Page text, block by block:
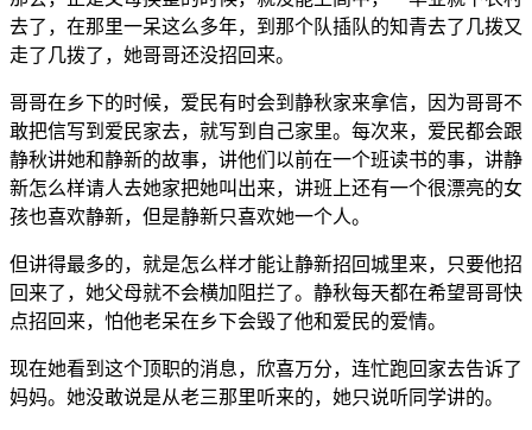
去了，在那里一呆这么多年，到那个队插队的知青去了几拨又
走了几拨了，她哥哥还没招回来。
哥哥在乡下的时候，爱民有时会到静秋家来拿信，因为哥哥不
敢把信写到爱民家去，就写到自己家里。每次来，爱民都会跟
静秋讲她和静新的故事，讲他们以前在一个班读书的事，讲静
新怎么样请人去她家把她叫出来，讲班上还有一个很漂亮的女
孩也喜欢静新，但是静新只喜欢她一个人。
但讲得最多的，就是怎么样才能让静新招回城里来，只要他招
回来了，她父母就不会横加阻拦了。静秋每天都在希望哥哥快
点招回来，怕他老呆在乡下会毁了他和爱民的爱情。
现在她看到这个顶职的消息，欣喜万分，连忙跑回家去告诉了
妈妈。她没敢说是从老三那里听来的，她只说听同学讲的。